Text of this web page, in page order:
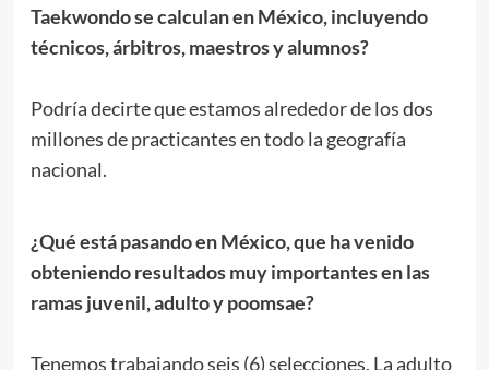
Taekwondo se calculan en México, incluyendo
técnicos, árbitros, maestros y alumnos?
Podría decirte que estamos alrededor de los dos
millones de practicantes en todo la geografía
nacional.
¿Qué está pasando en México, que ha venido
obteniendo resultados muy importantes en las
ramas juvenil, adulto y poomsae?
Tenemos trabajando seis (6) selecciones. La adulto